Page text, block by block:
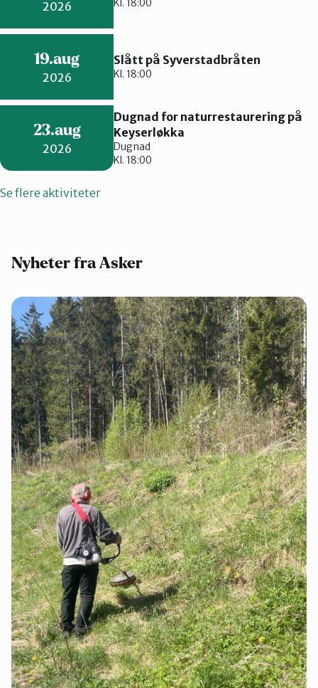
2026 Kl. 18:00
19.aug
2026
Slått på Syverstadbråten
Kl. 18:00
23.aug
2026
Dugnad for naturrestaurering på
Keyserløkka
Dugnad
Kl. 18:00
Se flere aktiviteter
Nyheter fra Asker